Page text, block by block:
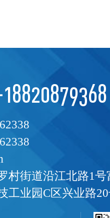
村街道沿江北路1号
工业园C区兴业路